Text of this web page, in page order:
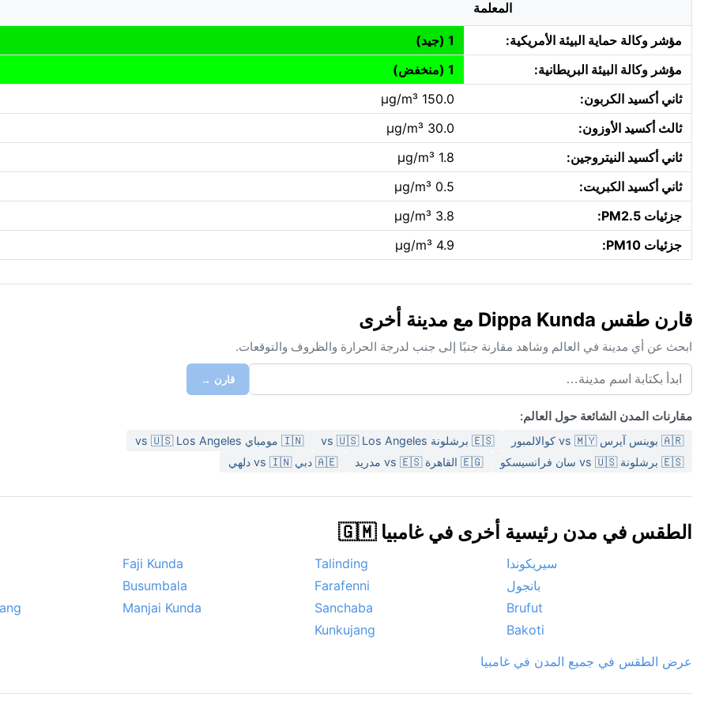
المعلمة
مؤشر وكالة حماية البيئة الأمريكية:
1 (جيد)
مؤشر وكالة البيئة البريطانية:
1 (منخفض)
ثاني أكسيد الكربون:
150.0 µg/m³
ثالث أكسيد الأوزون:
30.0 µg/m³
ثاني أكسيد النيتروجين:
1.8 µg/m³
ثاني أكسيد الكبريت:
0.5 µg/m³
جزئيات PM2.5:
3.8 µg/m³
جزئيات PM10:
4.9 µg/m³
قارن طقس Dippa Kunda مع مدينة أخرى
ابحث عن أي مدينة في العالم وشاهد مقارنة جنبًا إلى جنب لدرجة الحرارة والظروف والتوقعات.
قارن →
مقارنات المدن الشائعة حول العالم:
🇦🇷 بوينس آيرس vs 🇲🇾 كوالالمبور 🇪🇸 برشلونة vs 🇺🇸 Los Angeles
🇮🇳 مومباي vs 🇺🇸 Los Angeles
🇪🇸 برشلونة vs 🇺🇸 سان فرانسيسكو
🇪🇬 القاهرة vs 🇪🇸 مدريد 🇦🇪 دبي vs 🇮🇳 دلهي
الطقس في مدن رئيسية أخرى في غامبيا 🇬🇲
سيريكوندا Talinding
Faji Kunda
بانجول
Farafenni
Busumbala
Brufut
Sanchaba
Manjai Kunda
Bakoti
Kunkujang
عرض الطقس في جميع المدن في غامبيا